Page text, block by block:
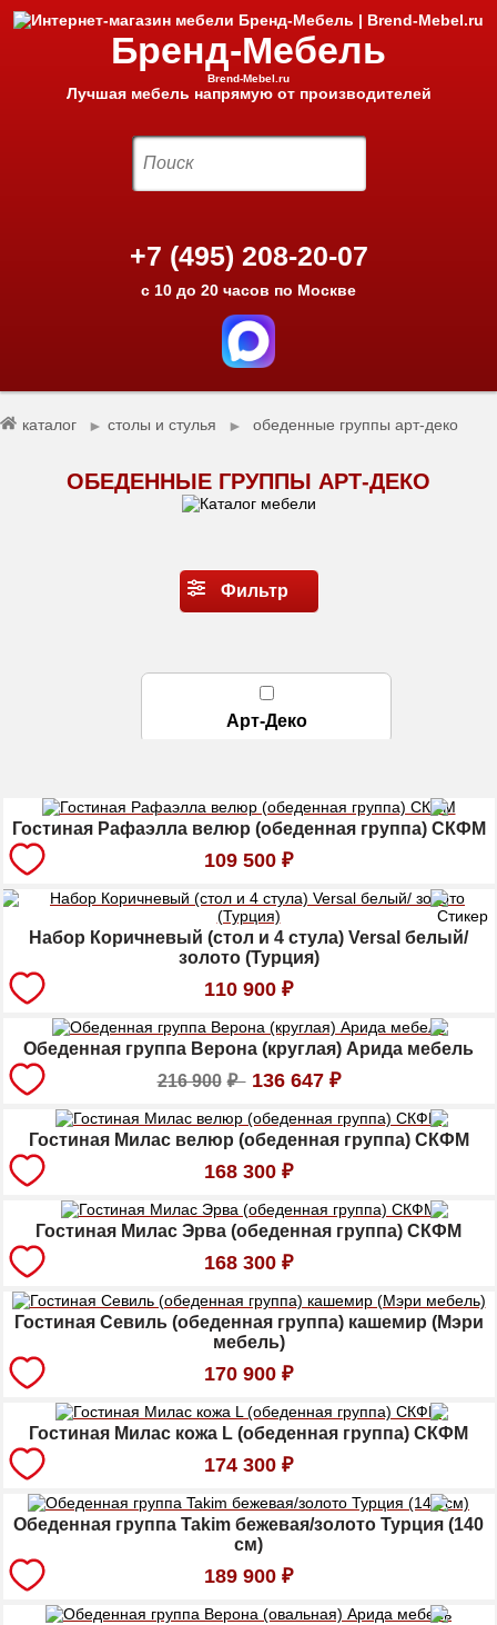
Бренд-Мебель
Brend-Mebel.ru
Лучшая мебель напрямую от производителей
+7 (495) 208-20-07
с 10 до 20 часов по Москве
каталог ► столы и стулья ► обеденные группы арт-деко
ОБЕДЕННЫЕ ГРУППЫ АРТ-ДЕКО
Фильтр
Арт-Деко
Гостиная Рафаэлла велюр (обеденная группа) СКФМ
109 500 ₽
Набор Коричневый (стол и 4 стула) Versal белый/
золото (Турция)
110 900 ₽
Обеденная группа Верона (круглая) Арида мебель
216 900 ₽ 136 647 ₽
Гостиная Милас велюр (обеденная группа) СКФМ
168 300 ₽
Гостиная Милас Эрва (обеденная группа) СКФМ
168 300 ₽
Гостиная Севиль (обеденная группа) кашемир (Мэри
мебель)
170 900 ₽
Гостиная Милас кожа L (обеденная группа) СКФМ
174 300 ₽
Обеденная группа Takim бежевая/золото Турция (140
см)
189 900 ₽